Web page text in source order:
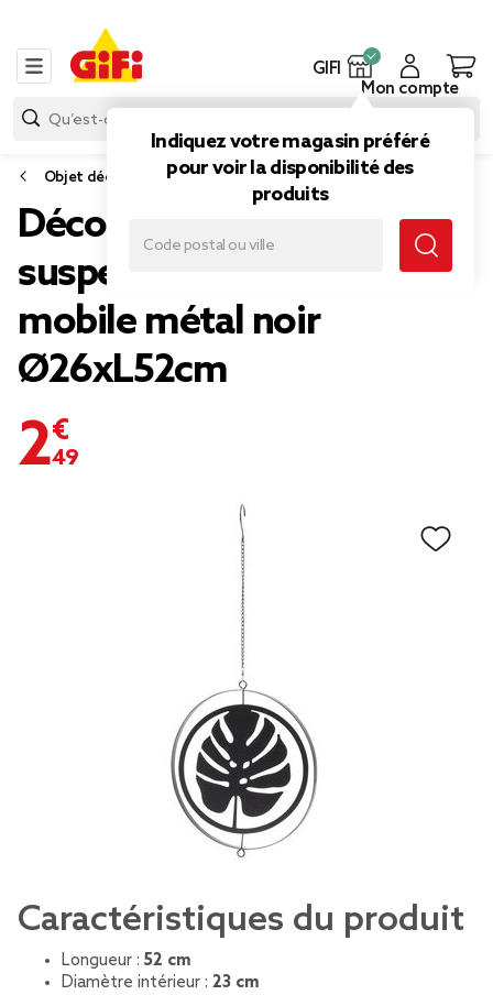
GIFI
Indiquez votre magasin préféré
pour voir la disponibilité des
produits
Mon compte
Objet déco extérieure
Décoration extérieure à
suspendre monstera
mobile métal noir
Ø26xL52cm
2,49 €
Caractéristiques du produit
Longueur : 52 cm
Diamètre intérieur : 23 cm